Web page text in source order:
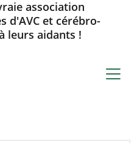
association
d'AVC et cérébro-
leurs aidants !